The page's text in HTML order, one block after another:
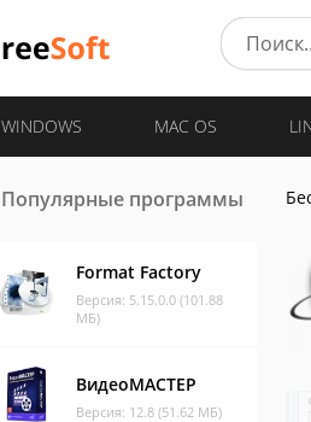
WINDOWS MAC OS
Популярные программы
Format Factory
Версия: 5.15.0.0 (101.88
МБ)
ВидеоМАСТЕР
Версия: 12.8 (51.62 МБ)